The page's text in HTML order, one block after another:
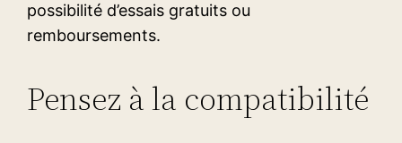
possibilité d’essais gratuits ou
remboursements.
Pensez à la compatibilité